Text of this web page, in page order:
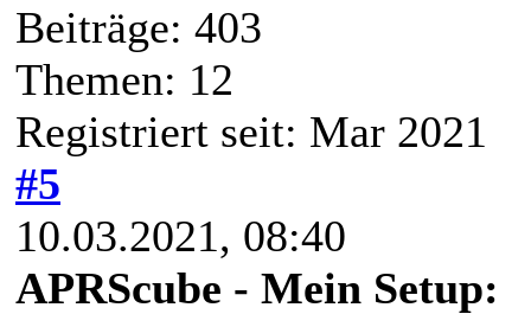
Beiträge: 403
Themen: 12
Registriert seit: Mar 2021
#5
10.03.2021, 08:40
APRScube - Mein Setup: